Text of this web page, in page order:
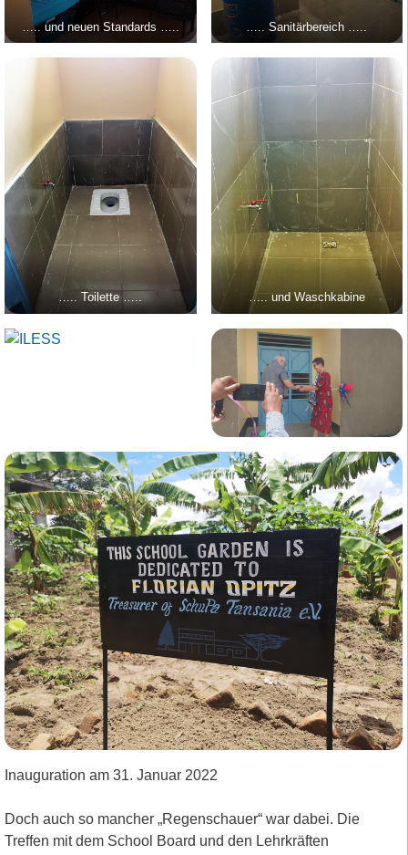
….. und neuen Standards ….. ….. Sanitärbereich …..
….. Toilette ….. ….. und Waschkabine
Inauguration am 31. Januar 2022
Doch auch so mancher „Regenschauer“ war dabei. Die
Treffen mit dem School Board und den Lehrkräften